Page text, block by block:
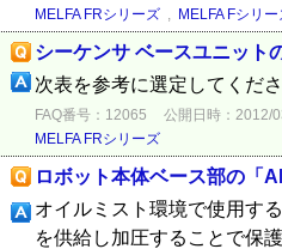
MELFA FRシリーズ, MELFA Fシリー
シーケンサ ベースユニット
次表を参考に選定してくださ
FAQ番号：12065 公開日時：2012/
MELFA FRシリーズ
ロボット本体ベース部の「
オイルミスト環境で使用す
を供給し加圧することで保